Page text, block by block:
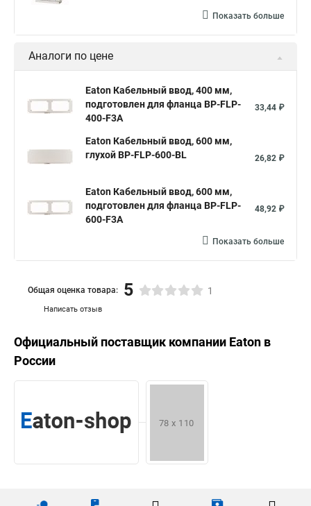
Показать больше
Аналоги по цене
Eaton Кабельный ввод, 400 мм,
подготовлен для фланца BP-FLP-
400-F3A
33,44 ₽
Eaton Кабельный ввод, 600 мм,
глухой BP-FLP-600-BL
26,82 ₽
Eaton Кабельный ввод, 600 мм,
подготовлен для фланца BP-FLP-
600-F3A
48,92 ₽
Показать больше
Написать отзыв
Общая оценка товара: 5 1
Официальный поставщик компании Eaton в
России